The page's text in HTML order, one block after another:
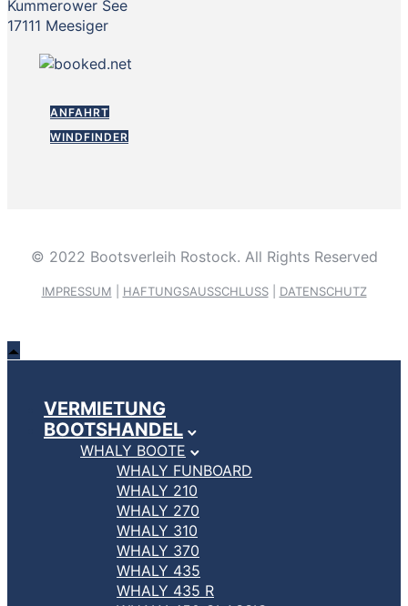
Kummerower See
17111 Meesiger
ANFAHRT
WINDFINDER
© 2022 Bootsverleih Rostock. All Rights Reserved
IMPRESSUM HAFTUNGSAUSSCHLUSS| DATENSCHUTZ
VERMIETUNG
BOOTSHANDEL
WHALY BOOTE
WHALY FUNBOARD
WHALY 210
WHALY 270
WHALY 310
WHALY 370
WHALY 435
WHALY 435 R